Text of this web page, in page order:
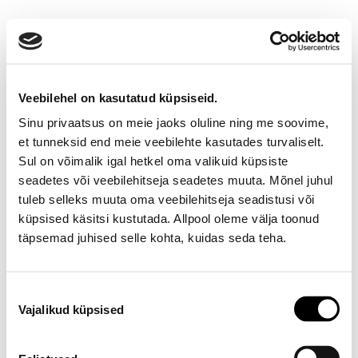
Veebilehel on kasutatud küpsiseid.
Sinu privaatsus on meie jaoks oluline ning me soovime,
et tunneksid end meie veebilehte kasutades turvaliselt.
Sul on võimalik igal hetkel oma valikuid küpsiste
seadetes või veebilehitseja seadetes muuta. Mõnel juhul
tuleb selleks muuta oma veebilehitseja seadistusi või
küpsised käsitsi kustutada. Allpool oleme välja toonud
täpsemad juhised selle kohta, kuidas seda teha.
valik
Vajalikud küpsised
Ootamatu viga!
Proovi varsti uuesti
Telefon E-R 9-17 6673334